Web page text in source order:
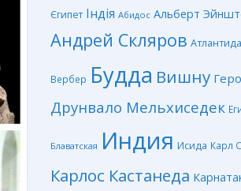
Єгипет Індія Абидос Альберт
Андрей Скляров Атлантида
Вербер Будда Вишну
Друнвало Мельхиседек
Блаватская Индия Исида Карл
Карлос Кастанеда